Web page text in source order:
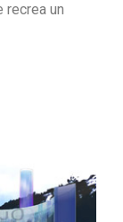
recrea un